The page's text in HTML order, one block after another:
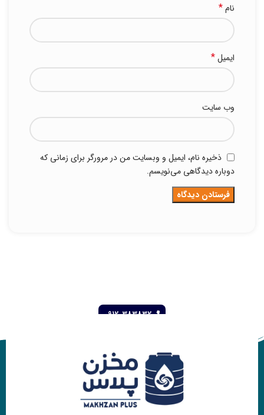
نام*
ایمیل*
وب‌ سایت
ذخیره نام، ایمیل و وبسایت من در مرورگر برای زمانی که
دوباره دیدگاهی می‌نویسم.
09120383832